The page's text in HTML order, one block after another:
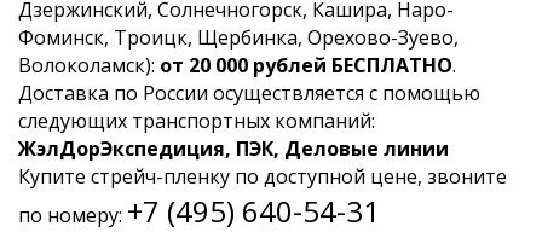
Дзержинский, Солнечногорск, Кашира, Наро-
Фоминск, Троицк, Щербинка, Орехово-Зуево,
Волоколамск): от 20 000 рублей БЕСПЛАТНО.
Доставка по России осуществляется с помощью
следующих транспортных компаний:
ЖэлДорЭкспедиция, ПЭК, Деловые линии
Купите стрейч-пленку по доступной цене, звоните
по номеру: +7 (495) 640-54-31